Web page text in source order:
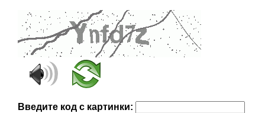
Введите код с картинки: